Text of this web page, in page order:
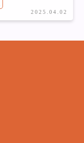
2025.04.02